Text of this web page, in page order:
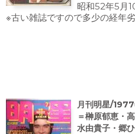
昭和52年5月
※古い雑誌ですので多少の経年
月刊明星/
＝榊原郁恵・
水由貴子・郷